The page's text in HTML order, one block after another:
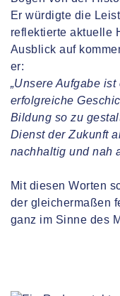
Er würdigte die
reflektierte aktuelle
Ausblick auf
er:
„Unsere Aufgabe
erfolgreiche
Bildung so zu
Dienst der Zukunft
nachhaltig und nah
Mit diesen Worten
der gleichermaßen
ganz im Sinne des